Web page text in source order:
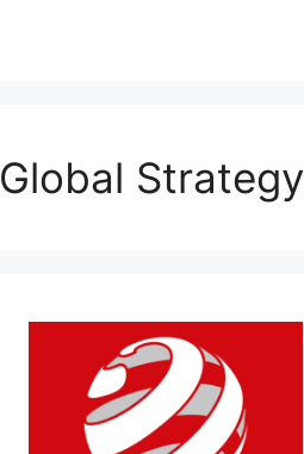
Global Strategy